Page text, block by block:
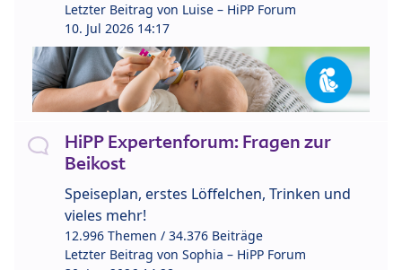
Letzter Beitrag von Luise – HiPP Forum
10. Jul 2026 14:17
HiPP Expertenforum: Fragen zur
Beikost
Speiseplan, erstes Löffelchen, Trinken und
vieles mehr!
12.996 Themen / 34.376 Beiträge
Letzter Beitrag von Sophia – HiPP Forum